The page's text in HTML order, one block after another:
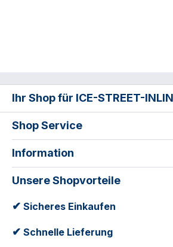
Ihr Shop für ICE-STREET-
Shop Service
Information
Unsere Shopvorteile
✔ Sicheres Einkaufen
✔ Schnelle Lieferung